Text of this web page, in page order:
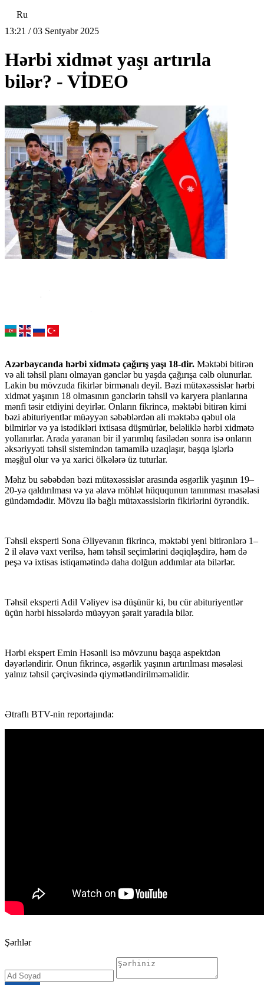
Ru
13:21 / 03 Sentyabr 2025
Hərbi xidmət yaşı artırıla
bilər? - VİDEO
Azərbaycanda hərbi xidmətə çağırış yaşı 18-dir. Məktəbi bitirən
və ali təhsil planı olmayan gənclər bu yaşda çağırışa cəlb olunurlar.
Lakin bu mövzuda fikirlər birmənalı deyil. Bəzi mütəxəssislər hərbi
xidmət yaşının 18 olmasının gənclərin təhsil və karyera planlarına
mənfi təsir etdiyini deyirlər. Onların fikrincə, məktəbi bitirən kimi
bəzi abituriyentlər müəyyən səbəblərdən ali məktəbə qəbul ola
bilmirlər və ya istədikləri ixtisasa düşmürlər, beləliklə hərbi xidmətə
yollanırlar. Arada yaranan bir il yarımlıq fasilədən sonra isə onların
əksəriyyəti təhsil sistemindən tamamilə uzaqlaşır, başqa işlərlə
məşğul olur və ya xarici ölkələrə üz tuturlar.
Məhz bu səbəbdən bəzi mütəxəssislər arasında əsgərlik yaşının 19–
20-yə qaldırılması və ya əlavə möhlət hüququnun tanınması məsələsi
gündəmdədir. Mövzu ilə bağlı mütəxəssislərin fikirlərini öyrəndik.
Təhsil eksperti Sona Əliyevanın fikrincə, məktəbi yeni bitirənlərə 1–
2 il əlavə vaxt verilsə, həm təhsil seçimlərini dəqiqləşdirə, həm də
peşə və ixtisas istiqamətində daha dolğun addımlar ata bilərlər.
Təhsil eksperti Adil Vəliyev isə düşünür ki, bu cür abituriyentlər
üçün hərbi hissələrdə müəyyən şərait yaradıla bilər.
Hərbi ekspert Emin Həsənli isə mövzunu başqa aspektdən
dəyərləndirir. Onun fikrincə, əsgərlik yaşının artırılması məsələsi
yalnız təhsil çərçivəsində qiymətləndirilməməlidir.
Ətraflı BTV-nin reportajında:
Şərhlər